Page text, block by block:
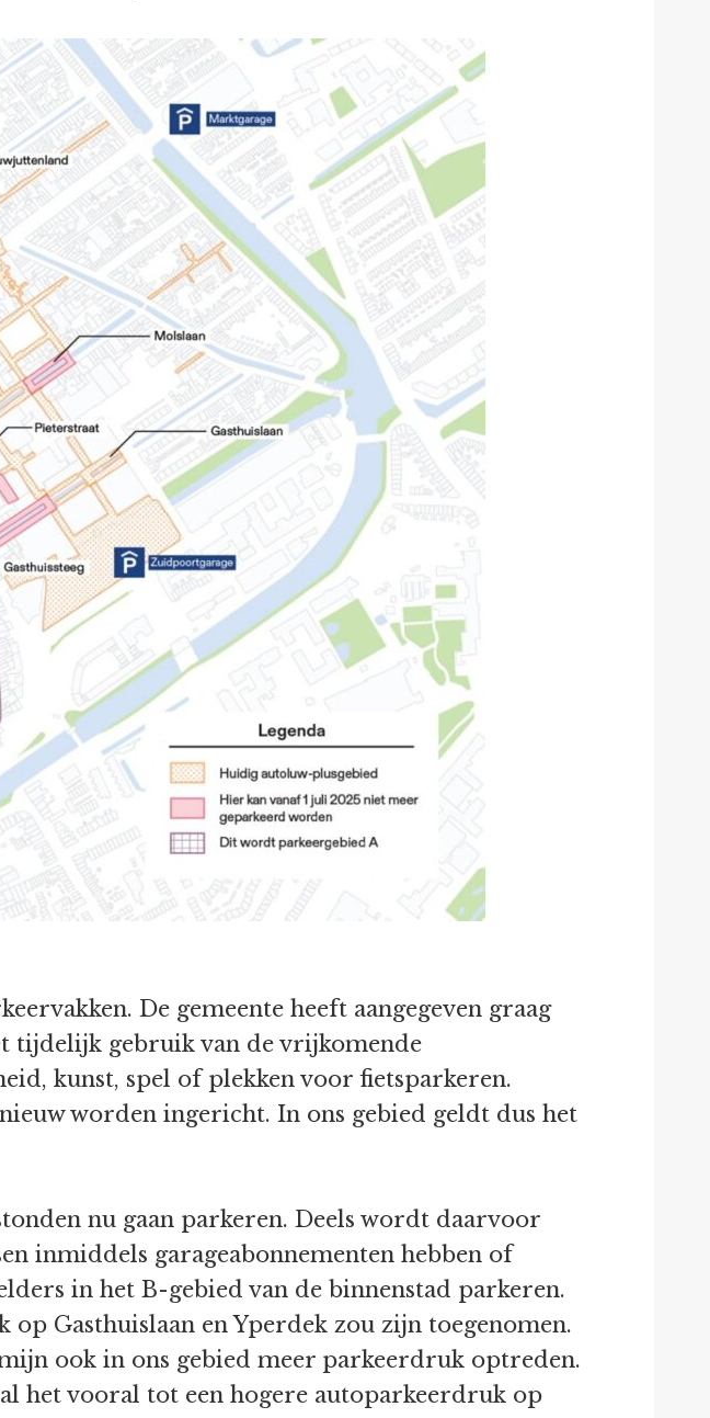
De gemeente heeft aangegeven graag
tijdelijk gebruik van de vrijkomende
kunst, spel of plekken voor fietsparkeren.
worden ingericht. In ons gebied geldt dus het
nu gaan parkeren. Deels wordt daarvoor
inmiddels garageabonnementen hebben of
in het B-gebied van de binnenstad parkeren.
Gasthuislaan en Yperdek zou zijn toegenomen.
ook in ons gebied meer parkeerdruk optreden.
het vooral tot een hogere autoparkeerdruk op